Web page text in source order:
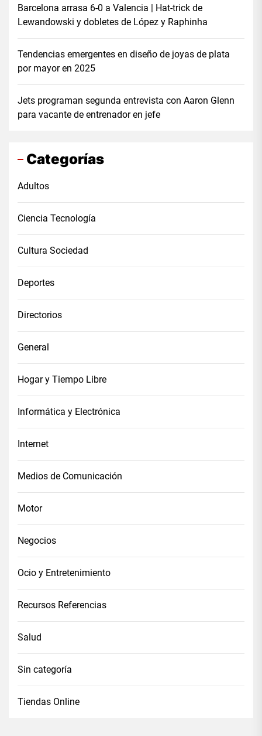
Barcelona arrasa 6-0 a Valencia | Hat-trick de
Lewandowski y dobletes de López y Raphinha
Tendencias emergentes en diseño de joyas de plata
por mayor en 2025
Jets programan segunda entrevista con Aaron Glenn
para vacante de entrenador en jefe
Categorías
Adultos
Ciencia Tecnología
Cultura Sociedad
Deportes
Directorios
General
Hogar y Tiempo Libre
Informática y Electrónica
Internet
Medios de Comunicación
Motor
Negocios
Ocio y Entretenimiento
Recursos Referencias
Salud
Sin categoría
Tiendas Online